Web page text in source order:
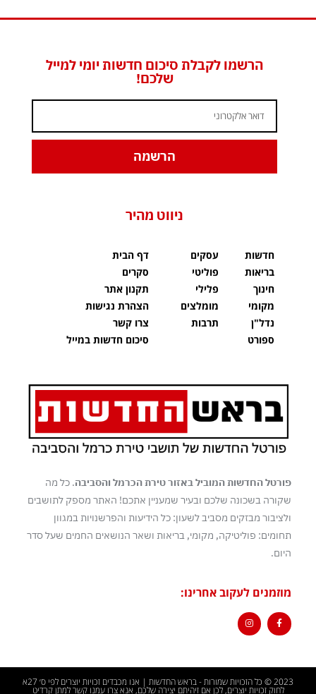
הרשמו לקבלת סיכום חדשות יומי למייל
שלכם!
הרשמה
ניווט מהיר
חדשות
בריאות
חינוך
מקומי
נדל"ן
ספורט
עסקים
פוליטי
פלילי
מומלצים
תרבות
דף הבית
סקרים
תקנון אתר
הצהרת נגישות
צרו קשר
סיכום חדשות במייל
פורטל החדשות המוביל באזור טירת הכרמל והסביבה. כל מה
שקורה בשכונה שלכם ובעיר שמעניין אתכם! האתר מספק לתושבים
ולציבור מבזקים מסביב לשעון: כל הידיעות והפרשנויות במגוון
תחומים: פוליטיקה, מקומי, בריאות ושאר הנושאים החמים שעל סדר
היום.
מוזמנים לעקוב אחרינו:
2023 © כל הזכויות שמורות - בראש החדשות | אנו מכבדים זכויות יוצרים לפי ס׳ 27א
לחוק זכויות יוצרים, לכן אם זיהיתם יצירה שלכם, אנא צרו עמנו קשר למתן קרדיט